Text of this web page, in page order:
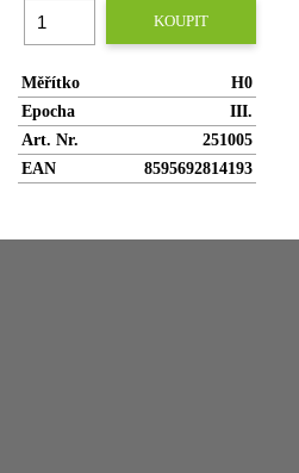
KOUPIT
Měřítko
H0
Epocha
III.
Art. Nr.
251005
EAN
8595692814193